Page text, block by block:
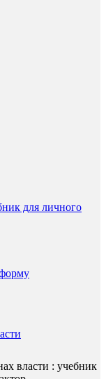
для личного
власти : учебник